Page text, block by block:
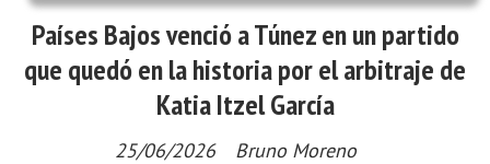
Países Bajos venció a Túnez en un partido
que quedó en la historia por el arbitraje de
Katia Itzel García
Bruno Moreno
25/06/2026